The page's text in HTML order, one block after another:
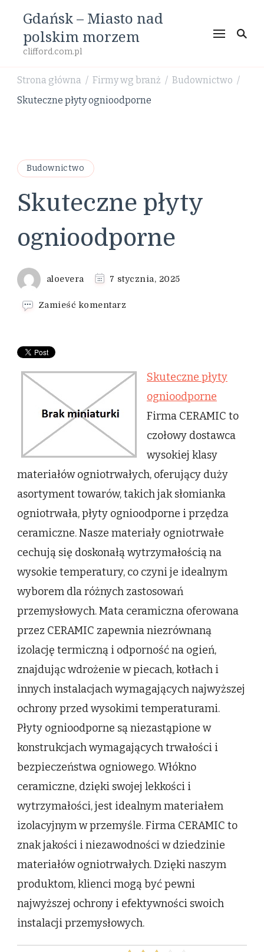
Gdańsk – Miasto nad
polskim morzem
clifford.com.pl
Strona główna / Firmy wg branż / Budownictwo /
Skuteczne płyty ognioodporne
Budownictwo
Skuteczne płyty
ognioodporne
aloevera 7 stycznia, 2025
Zamieść komentarz
Skuteczne płyty
ognioodporne
Firma CERAMIC to
czołowy dostawca
wysokiej klasy
materiałów ogniotrwałych, oferujący duży
asortyment towarów, takich jak słomianka
ogniotrwała, płyty ognioodporne i przędza
ceramiczne. Nasze materiały ogniotrwałe
cechują się doskonałą wytrzymałością na
wysokie temperatury, co czyni je idealnym
wyborem dla różnych zastosowań
przemysłowych. Mata ceramiczna oferowana
przez CERAMIC zapewnia niezrównaną
izolację termiczną i odporność na ogień,
znajdując wdrożenie w piecach, kotłach i
innych instalacjach wymagających najwyższej
ochrony przed wysokimi temperaturami.
Płyty ognioodporne są niezastąpione w
konstrukcjach wymagających trwałości i
bezpieczeństwa ogniowego. Włókno
ceramiczne, dzięki swojej lekkości i
wytrzymałości, jest idealnym materiałem
izolacyjnym w przemyśle. Firma CERAMIC to
znak jakości i niezawodności w dziedzinie
materiałów ogniotrwałych. Dzięki naszym
produktom, klienci mogą być pewni
najwyższej ochrony i efektywności swoich
instalacji przemysłowych.